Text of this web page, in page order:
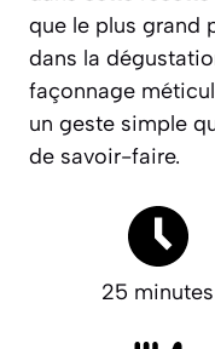
que le plus grand
dans la
façonnage
un geste simple
de savoir-faire.
25 minutes